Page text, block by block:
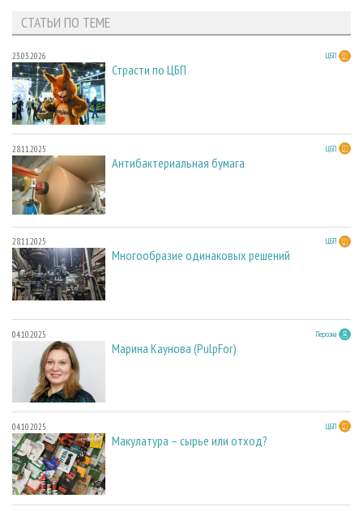
СТАТЬИ ПО ТЕМЕ
23.03.2026 ЦБП
Страсти по ЦБП
28.11.2025 ЦБП
Антибактериальная бумага
28.11.2025 ЦБП
Многообразие одинаковых решений
04.10.2025 Персона
Марина Каунова (PulpFor)
04.10.2025 ЦБП
Макулатура – сырье или отход?